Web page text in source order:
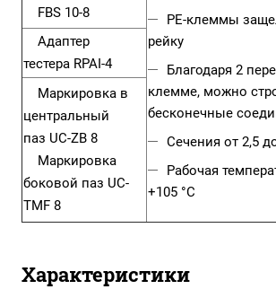
PE-клеммы
рейку
Благодаря 2
клемме, можно
бесконечные
Сечения от 2,5
Рабочая
+105 °C
FBS 10-8
Адаптер
тестера RPAI-4
Маркировка в
центральный
паз UC-ZB 8
Маркировка
боковой паз UC-
TMF 8
Характеристики